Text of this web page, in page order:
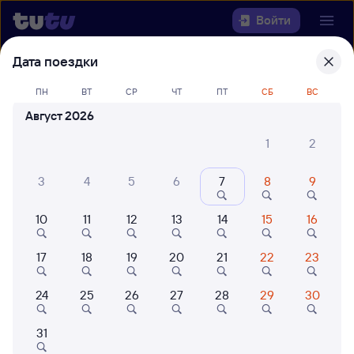
Войти
билеты Ярославль-Главный —
Буздяк
42 млн путешествуют с
Когда
Кто едет
Дата поездки
ПН ВТ СР ЧТ ПТ СБ ВС
Август 2026
1
2
3 4 5 6 7 8 9
10 11 12 13 14 15 16
17 18 19 20 21 22 23
24 25 26 27 28 29 30
31